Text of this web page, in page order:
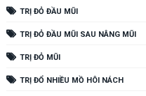
TRỊ ĐỎ ĐẦU MŨI
TRỊ ĐỎ ĐẦU MŨI SAU NÂNG MŨI
TRỊ ĐỎ MŨI
TRỊ ĐỔ NHIỀU MỒ HÔI NÁCH